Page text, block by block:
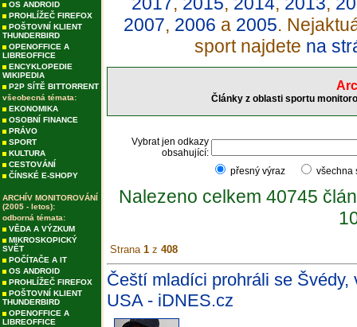
OS ANDROID
PROHLÍŽEČ FIREFOX
POŠTOVNÍ KLIENT
THUNDERBIRD
OPENOFFICE A
LIBREOFFICE
ENCYKLOPEDIE
WIKIPEDIA
P2P SÍTĚ BITTORRENT
všeobecná témata:
EKONOMIKA
OSOBNÍ FINANCE
PRÁVO
SPORT
KULTURA
CESTOVÁNÍ
ČÍNSKÉ E-SHOPY
ARCHÍV MONITOROVÁNÍ
(2005 - letos):
odborná témata:
VĚDA A VÝZKUM
MIKROSKOPICKÝ
SVĚT
POČÍTAČE A IT
OS ANDROID
PROHLÍŽEČ FIREFOX
POŠTOVNÍ KLIENT
THUNDERBIRD
OPENOFFICE A
LIBREOFFICE
2007, 2006 a 2005.
sport najdete na
Články z oblasti sportu
Vybrat jen odkazy
obsahující:
přesný výraz
Nalezeno celkem 40745
Strana 1 z 408
Čeští mladíci prohráli se
USA - iDNES.cz